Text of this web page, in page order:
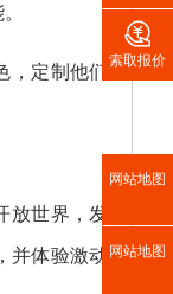
，定制他们
放世界，发
并体验激动

索取报价
网站地图
网站地图